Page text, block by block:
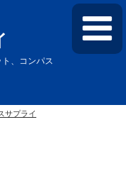
、コンパス
サプライ